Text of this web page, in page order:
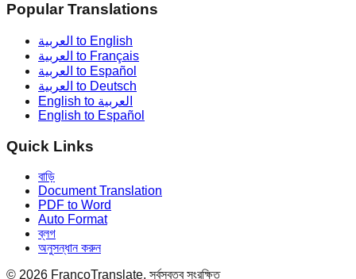
Popular Translations
العربية to English
العربية to Français
العربية to Español
العربية to Deutsch
English to العربية
English to Español
Quick Links
বাড়ি
Document Translation
PDF to Word
Auto Format
ব্লগ
অনুসন্ধান করুন
© 2026 FrancoTranslate. সর্বস্বত্ব সংরক্ষিত